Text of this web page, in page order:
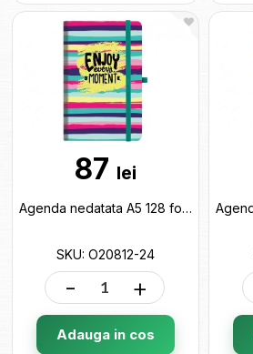
87 lei
Agenda nedatata A5 128 foi cu elastic Enjoi(cop.tare) linii O20812-24
SKU: O20812-24
- +
Adauga in cos